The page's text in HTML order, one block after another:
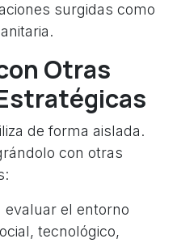
surgidas como
Otras
de forma aislada.
con otras
evaluar el entorno
tecnológico,